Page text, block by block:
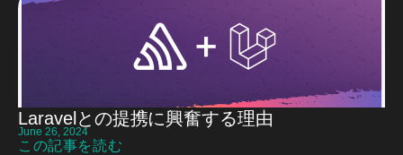
Laravelとの提携に興奮する理由
June 26, 2024
この記事を読む